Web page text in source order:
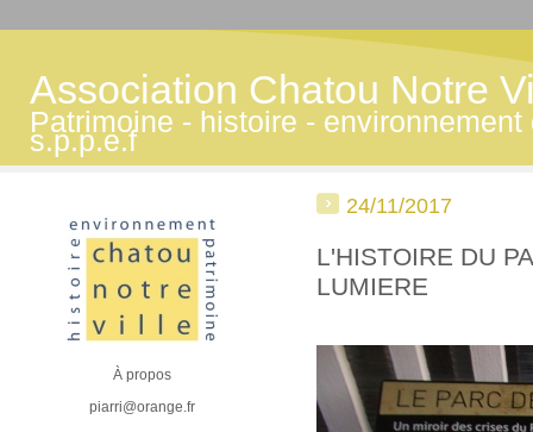
Association Chatou Notre
Patrimoine - histoire -
s.p.p.e.f
À propos
piarri@orange.fr
24/11/2017
L'HISTOIRE DU
LUMIERE